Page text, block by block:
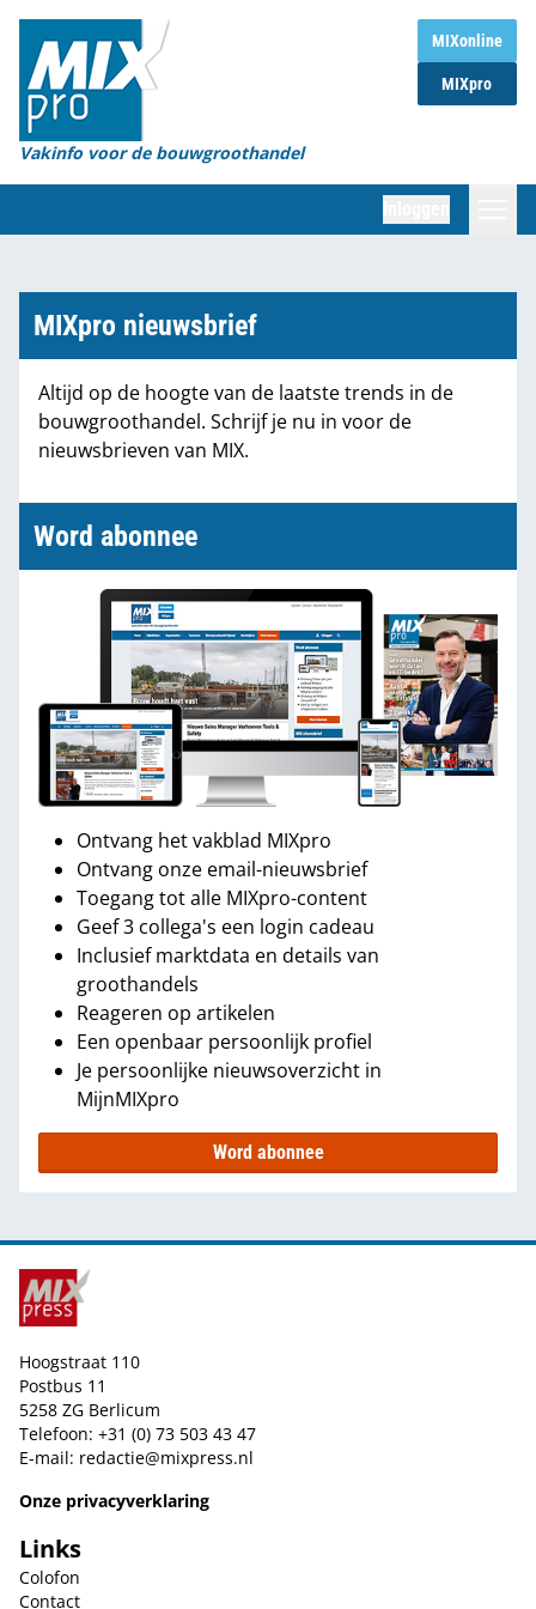
MIXonline
MIXpro
Vakinfo voor de bouwgroothandel
Home
Magazines
Organisaties
Marktcijfers
Partners
MIXpro nieuwsbrief
Altijd op de hoogte van de laatste trends in de
bouwgroothandel. Schrijf je nu in voor de
nieuwsbrieven van MIX.
Word abonnee
Ontvang het vakblad MIXpro
Ontvang onze email-nieuwsbrief
Toegang tot alle MIXpro-content
Geef 3 collega's een login cadeau
Inclusief marktdata en details van
groothandels
Reageren op artikelen
Een openbaar persoonlijk profiel
Je persoonlijke nieuwsoverzicht in
MijnMIXpro
Word abonnee
Hoogstraat 110
Postbus 11
5258 ZG Berlicum
Telefoon: +31 (0) 73 503 43 47
E-mail: redactie@mixpress.nl
Onze privacyverklaring
Links
Colofon
Contact